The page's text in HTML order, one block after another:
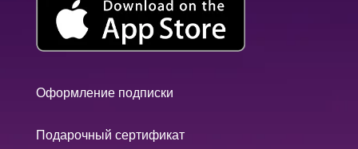
Оформление подписки
Подарочный сертификат